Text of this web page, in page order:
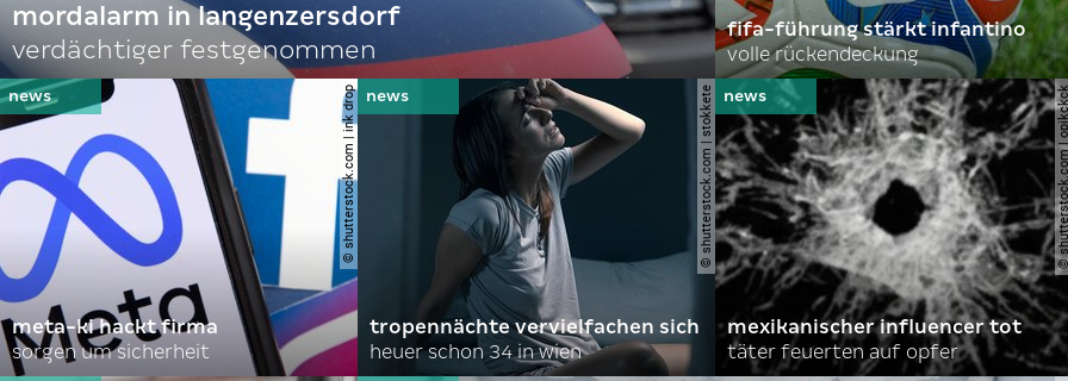
mordalarm in langenzersdorf
verdächtiger festgenommen
fifa-führung stärkt infantino
volle rückendeckung
© shutterstock.com | ink drop
meta-ki hackt firma
sorgen um sicherheit
© shutterstock.com | stokkete
tropennächte vervielfachen sich
heuer schon 34 in wien
©
mexikanischer influencer tot
täter feuerten auf opfer